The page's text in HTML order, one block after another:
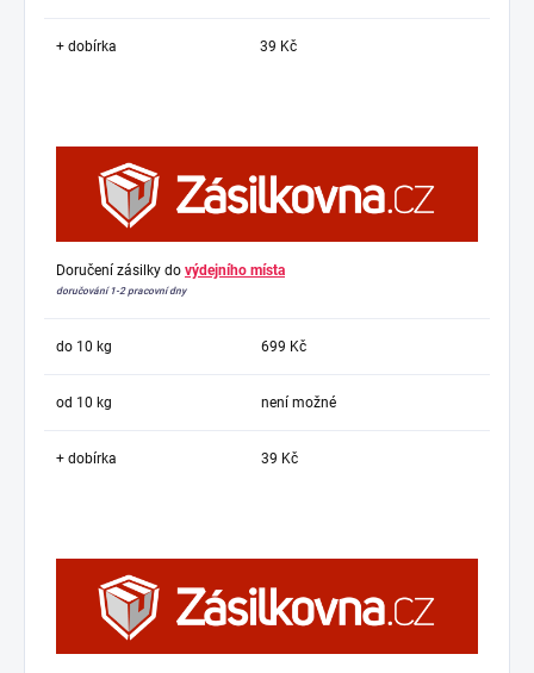
+ dobírka 39 Kč
Doručení zásilky do výdejního místa
doručování 1-2 pracovní dny
do 10 kg 699 Kč
od 10 kg není možné
+ dobírka 39 Kč